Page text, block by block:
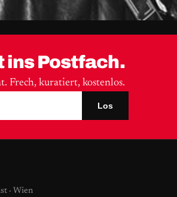
ins Postfach.
Frech, kuratiert, kostenlos.
Los
· Wien